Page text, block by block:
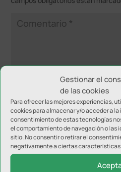
Gestionar el
de las cookies
Para ofrecer las mejores experiencias,
cookies para almacenar y/o acceder a
consentimiento de estas tecnologías
el comportamiento de navegación o
sitio. No consentir o retirar el
negativamente a ciertas